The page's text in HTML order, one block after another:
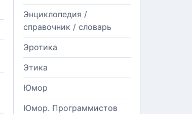
Энциклопедия /
справочник / словарь
Эротика
Этика
Юмор
Юмор. Программистов